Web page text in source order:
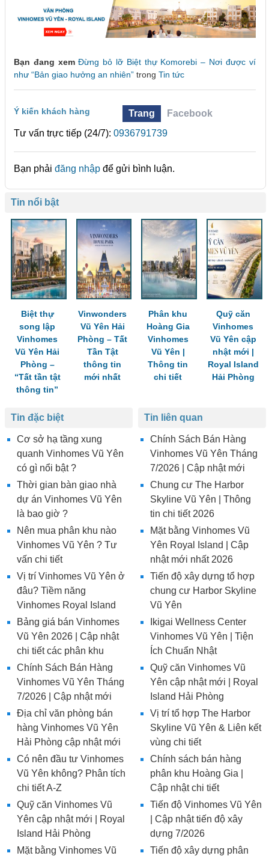
Bạn đang xem Đừng bỏ lỡ Biệt thự Komorebi – Nơi được ví
như “Bản giao hưởng an nhiên” trong Tin tức
Ý kiến khách hàng Trang
Facebook
Tư vấn trực tiếp (24/7): 0936791739
Bạn phải đăng nhập để gửi bình luận.
Tin nổi bật
Biệt thự
song lập
Vinhomes
Vũ Yên Hải
Phòng –
“Tất tần tật
thông tin”
Vinwonders
Vũ Yên Hải
Phòng – Tất
Tần Tật
thông tin
mới nhất
Phân khu
Hoàng Gia
Vinhomes
Vũ Yên |
Thông tin
chi tiết
Quỹ căn
Vinhomes
Vũ Yên cập
nhật mới |
Royal Island
Hải Phòng
Tin liên quan
Chính Sách Bán Hàng
Vinhomes Vũ Yên Tháng
7/2026 | Cập nhật mới
Chung cư The Harbor
Skyline Vũ Yên | Thông
tin chi tiết 2026
Mặt bằng Vinhomes Vũ
Yên Royal Island | Cập
nhật mới nhất 2026
Tiến độ xây dựng tổ hợp
chung cư Harbor Skyline
Vũ Yên
Ikigai Wellness Center
Vinhomes Vũ Yên | Tiện
Ích Chuẩn Nhật
Quỹ căn Vinhomes Vũ
Yên cập nhật mới | Royal
Island Hải Phòng
Vị trí tổ hợp The Harbor
Skyline Vũ Yên & Liên kết
vùng chi tiết
Chính sách bán hàng
phân khu Hoàng Gia |
Cập nhật chi tiết
Tiến độ Vinhomes Vũ Yên
| Cập nhật tiến độ xây
dựng 7/2026
Tiến độ xây dựng phân
Tin đặc biệt
Cơ sở hạ tầng xung
quanh Vinhomes Vũ Yên
có gì nổi bật ?
Thời gian bàn giao nhà
dự án Vinhomes Vũ Yên
là bao giờ ?
Nên mua phân khu nào
Vinhomes Vũ Yên ? Tư
vấn chi tiết
Vị trí Vinhomes Vũ Yên ở
đâu? Tiềm năng
Vinhomes Royal Island
Bảng giá bán Vinhomes
Vũ Yên 2026 | Cập nhật
chi tiết các phân khu
Chính Sách Bán Hàng
Vinhomes Vũ Yên Tháng
7/2026 | Cập nhật mới
Địa chỉ văn phòng bán
hàng Vinhomes Vũ Yên
Hải Phòng cập nhật mới
Có nên đầu tư Vinhomes
Vũ Yên không? Phân tích
chi tiết A-Z
Quỹ căn Vinhomes Vũ
Yên cập nhật mới | Royal
Island Hải Phòng
Mặt bằng Vinhomes Vũ